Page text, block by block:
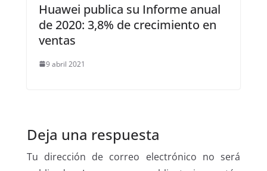
Huawei publica su Informe anual
de 2020: 3,8% de crecimiento en
ventas
9 abril 2021
Deja una respuesta
Tu dirección de correo electrónico no será